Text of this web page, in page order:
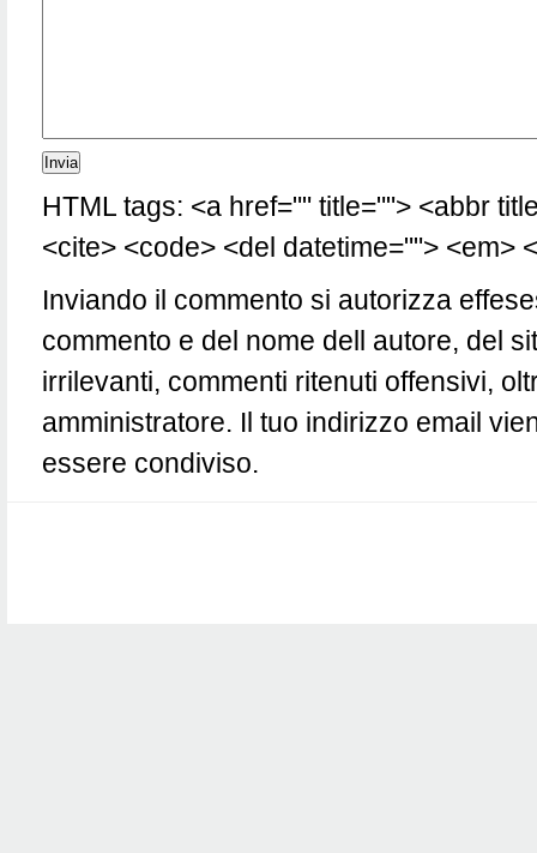
HTML tags: <a href="" title=""> <abbr
<cite> <code> <del datetime=""> <em>
Inviando il commento si autorizza
commento e del nome dell autore, del
irrilevanti, commenti ritenuti offensivi,
amministratore. Il tuo indirizzo email
essere condiviso.